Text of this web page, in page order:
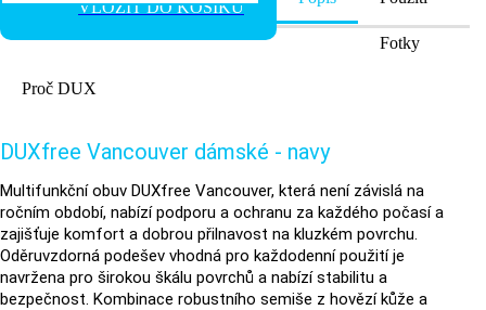
VLOŽIT DO KOŠÍKU
Fotky
Proč DUX
DUXfree Vancouver dámské - navy
Multifunkční obuv DUXfree Vancouver, která není závislá na
ročním období, nabízí podporu a ochranu za každého počasí a
zajišťuje komfort a dobrou přilnavost na kluzkém povrchu.
Oděruvzdorná podešev vhodná pro každodenní použití je
navržena pro širokou škálu povrchů a nabízí stabilitu a
bezpečnost. Kombinace robustního semiše z hovězí kůže a